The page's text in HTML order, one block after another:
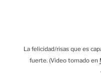
La felicidad/risas que es
fuerte. (Video tomado en